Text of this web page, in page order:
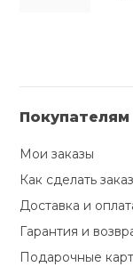
Покупателям
Мои заказы
Как сделать заказ
Доставка и
Гарантия и
Подарочные